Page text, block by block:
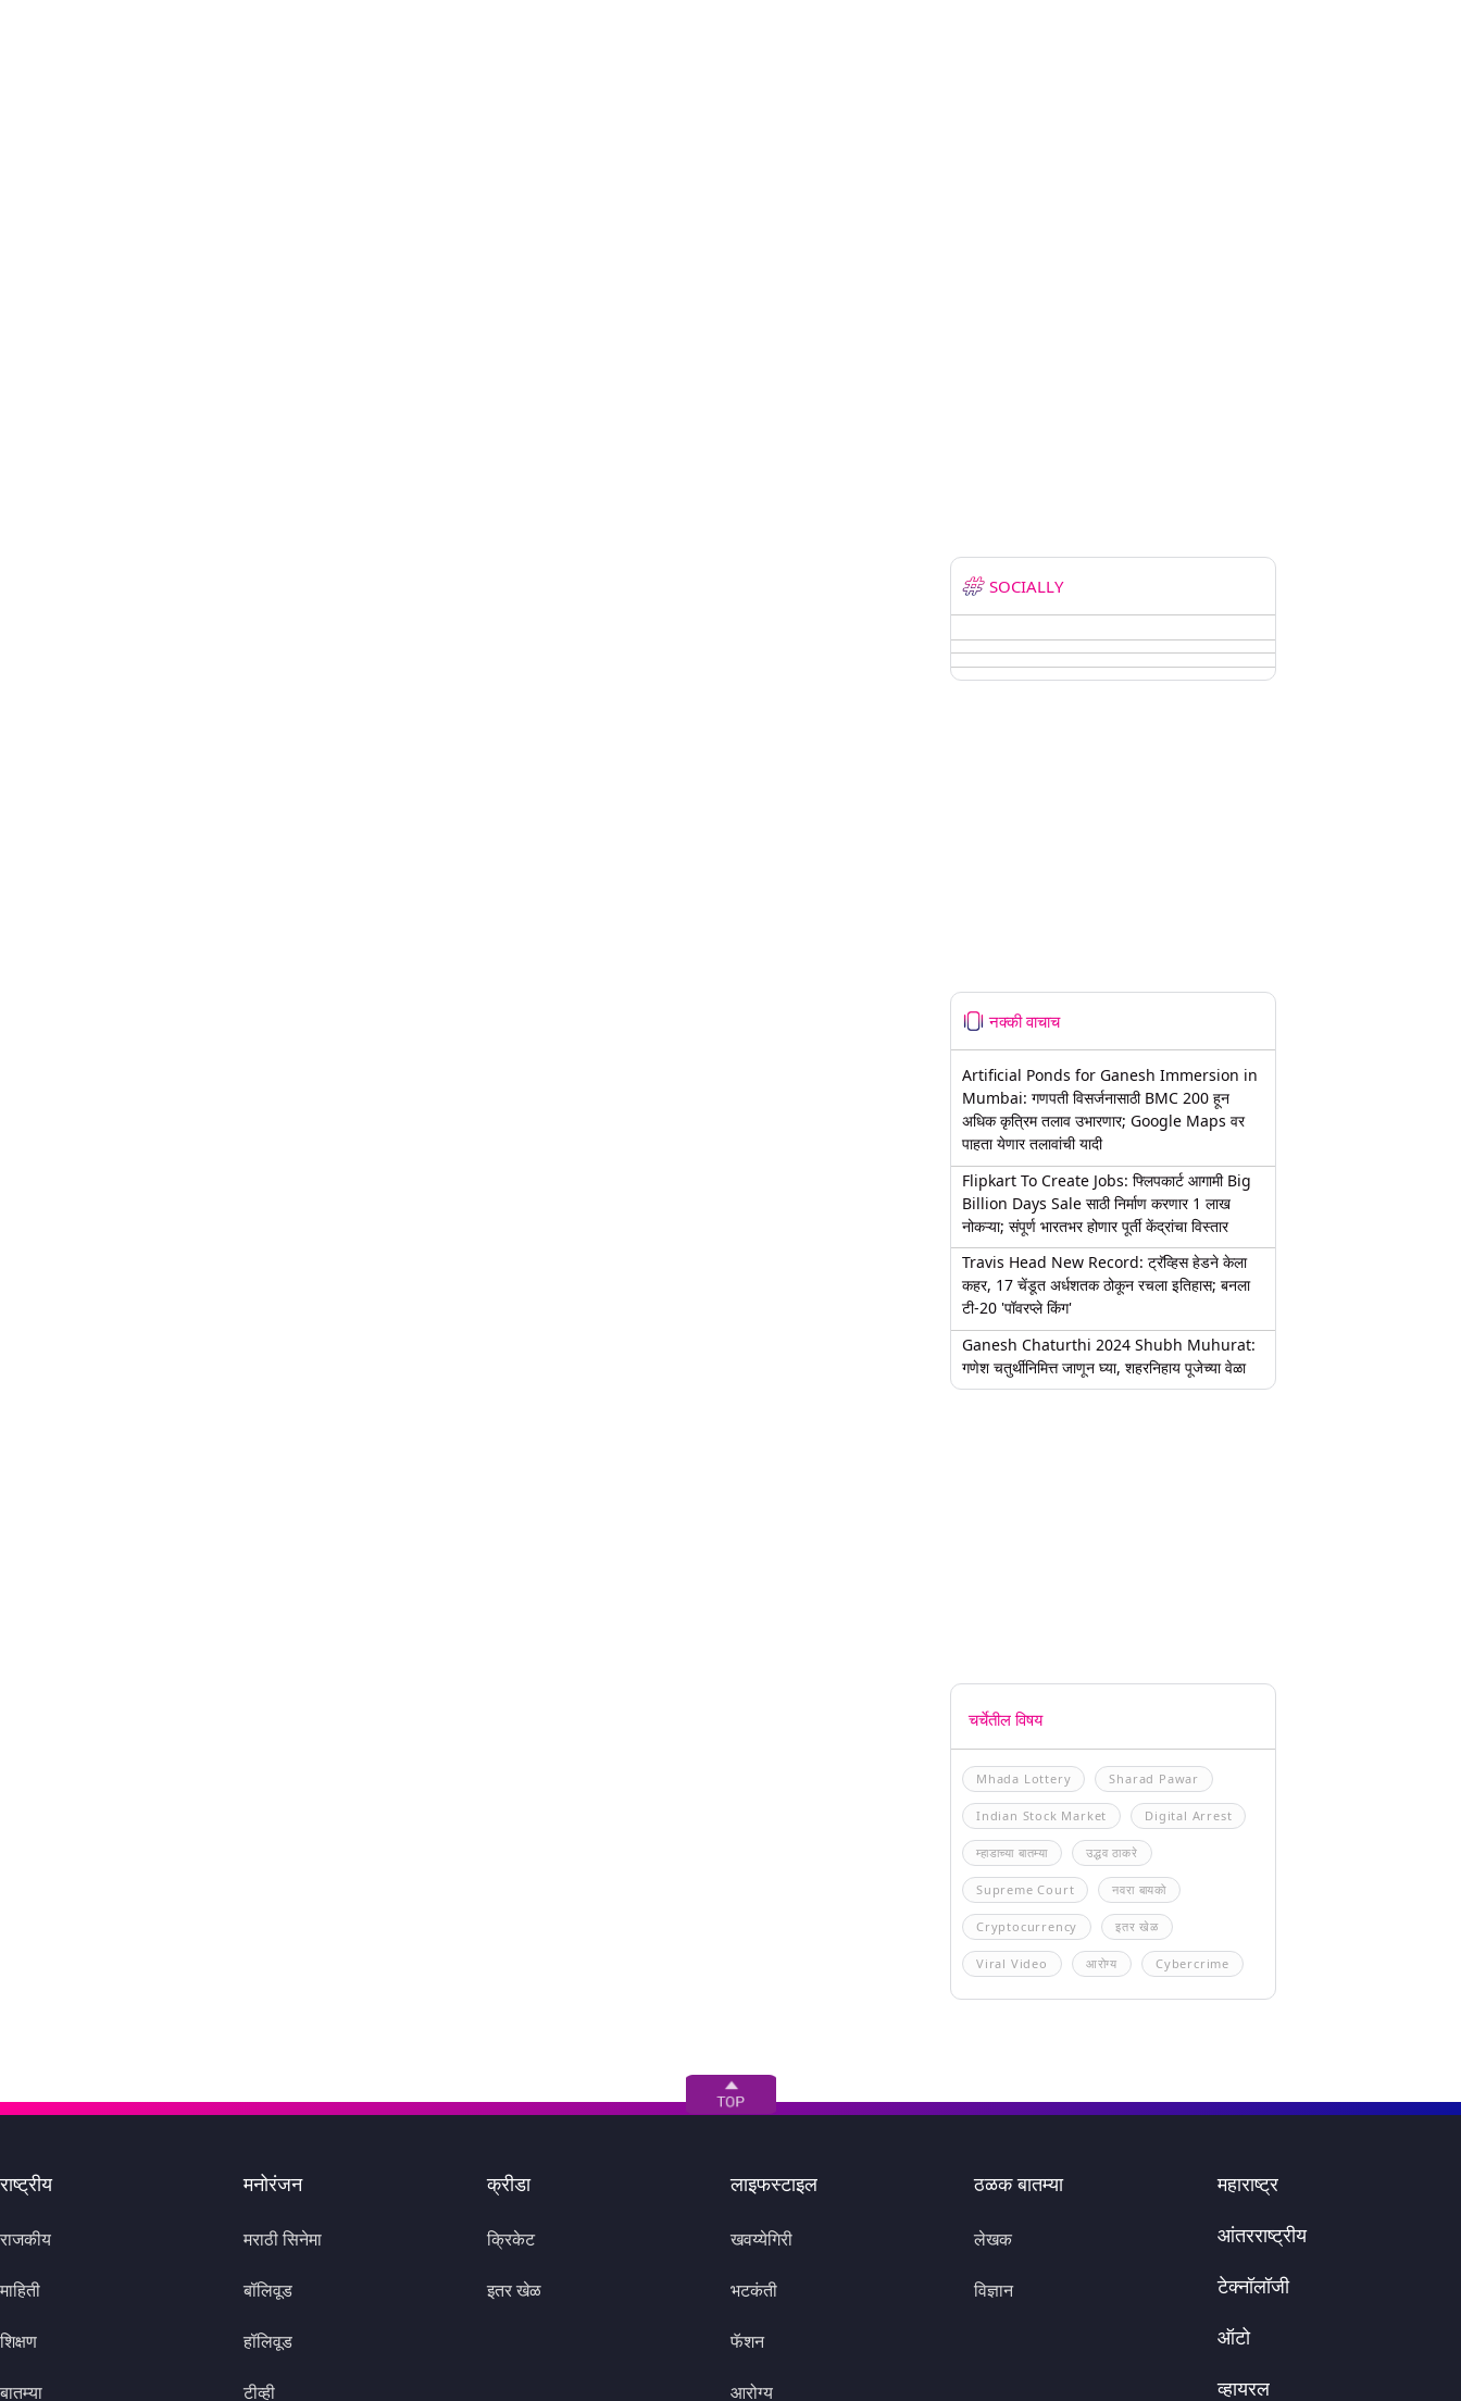
SOCIALLY
नक्की वाचाच
Artificial Ponds for Ganesh Immersion in
Mumbai: गणपती विसर्जनासाठी BMC 200 हून
अधिक कृत्रिम तलाव उभारणार; Google Maps वर
पाहता येणार तलावांची यादी
Flipkart To Create Jobs: फ्लिपकार्ट आगामी Big
Billion Days Sale साठी निर्माण करणार 1 लाख
नोकऱ्या; संपूर्ण भारतभर होणार पूर्ती केंद्रांचा विस्तार
Travis Head New Record: ट्रॅव्हिस हेडने केला
कहर, 17 चेंडूत अर्धशतक ठोकून रचला इतिहास; बनला
टी-20 'पॉवरप्ले किंग'
Ganesh Chaturthi 2024 Shubh Muhurat:
गणेश चतुर्थीनिमित्त जाणून घ्या, शहरनिहाय पूजेच्या वेळा
चर्चेतील विषय
Mhada Lottery Sharad Pawar
Indian Stock Market Digital Arrest
म्हाडाच्या बातम्या उद्धव ठाकरे
Supreme Court नवरा बायको
Cryptocurrency इतर खेळ
Viral Video आरोग्य Cybercrime
राष्ट्रीय
राजकीय
माहिती
शिक्षण
बातम्या
मनोरंजन
मराठी सिनेमा
बॉलिवूड
हॉलिवूड
टीव्ही
क्रीडा
क्रिकेट
इतर खेळ
लाइफस्टाइल
खवय्येगिरी
भटकंती
फॅशन
आरोग्य
ठळक बातम्या
लेखक
विज्ञान
महाराष्ट्र
आंतरराष्ट्रीय
टेक्नॉलॉजी
ऑटो
व्हायरल